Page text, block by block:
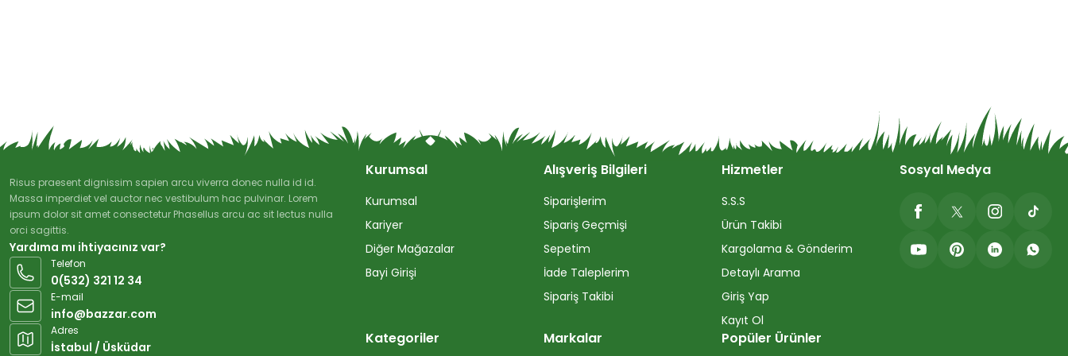
Risus praesent dignissim sapien arcu viverra donec nulla id id.
Massa imperdiet vel auctor nec vestibulum hac pulvinar. Lorem
ipsum dolor sit amet consectetur Phasellus arcu ac sit lectus nulla
orci sagittis.
Yardıma mı ihtiyacınız var?
Telefon
0(532) 321 12 34
E-mail
info@bazzar.com
Adres
İstabul / Üsküdar
Kurumsal
Kurumsal
Kariyer
Diğer Mağazalar
Bayi Girişi
Alışveriş Bilgileri
Siparişlerim
Sipariş Geçmişi
Sepetim
İade Taleplerim
Sipariş Takibi
Hizmetler
S.S.S
Ürün Takibi
Kargolama & Gönderim
Detaylı Arama
Giriş Yap
Kayıt Ol
Kategoriler Markalar Popüler Ürünler
Sosyal Medya